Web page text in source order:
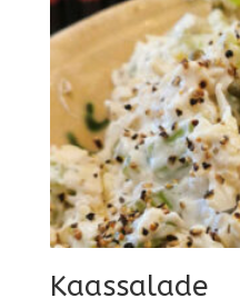
Kaassalade